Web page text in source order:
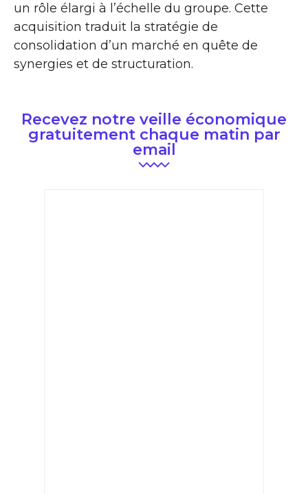
un rôle élargi à l’échelle du groupe. Cette
acquisition traduit la stratégie de
consolidation d’un marché en quête de
synergies et de structuration.
Recevez notre veille économique
gratuitement chaque matin par
email